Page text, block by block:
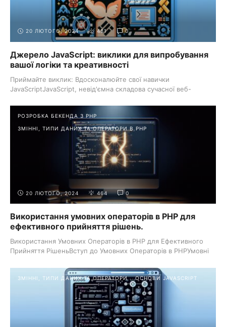
20 ЛЮТОГО, 2024 481 0
Джерело JavaScript: виклики для випробування
вашої логіки та креативності
Приймайте виклик: Вдосконалюйте свої навички
JavaScriptJavaScript, невід'ємна складова сучасної веб-
РОЗРОБКА БЕКЕНДА З PHP
ЗМІННІ, ТИПИ ДАНИХ ТА ОПЕРАТОРИ В PHP
20 ЛЮТОГО, 2024 464 0
Використання умовних операторів в PHP для
ефективного прийняття рішень.
Використання Умовних Операторів в PHP для Ефективного
Прийняття РішеньВступ до Умовних Операторів в PHPУмовні
ЗМІННІ, ТИПИ ДАНИХ ТА ОПЕРАТОРИ ОСНОВИ JAVASCRIPT